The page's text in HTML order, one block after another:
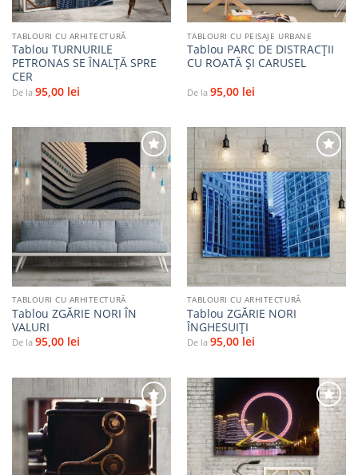
TABLOURI CU ARHITECTURĂ
Tablou TURNURILE
PETRONAS SE ÎNALȚĂ SPRE
CER
De la 95,00 lei
TABLOURI CU PEISAJE URBANE
Tablou PARC DE DISTRACȚII
CU ROATĂ ȘI CARUSEL
De la 95,00 lei
Adaugă
favorite
TABLOURI CU ARHITECTURĂ
Tablou ZGĂRIE NORI ÎN
VALURI
De la 95,00 lei
Adaugă
la
favorite
TABLOURI CU ARHITECTURĂ
Tablou ZGĂRIE NORI
ÎNGHESUIȚI
De la 95,00 lei
Adaugă
la
favorite
Adaugă
la
favorite